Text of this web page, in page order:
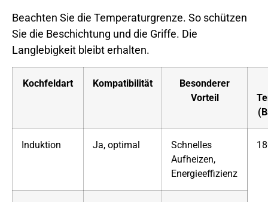
Beachten Sie die Temperaturgrenze. So schützen
Sie die Beschichtung und die Griffe. Die
Langlebigkeit bleibt erhalten.
Kochfeldart Kompatibilität
Besonderer
Vorteil
Induktion Ja, optimal
Schnelles
Aufheizen,
Energieeffizienz